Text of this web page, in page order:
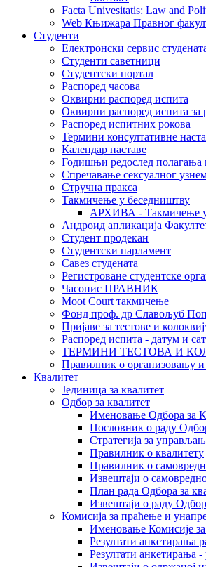
Facta Univesitatis: Law and
Web Књижара Правног
Студенти
Електронски сервис
Студенти саветници
Студентски портал
Распоред часова
Оквирни распоред испита
Оквирни распоред испита за
Распоред испитних рокова
Термини консултативне
Календар наставе
Годишњи редослед полагања
Спречавање сексуалног
Стручна пракса
Такмичење у беседништву
АРХИВА - Такмичење у
Андроид апликација
Студент продекан
Студентски парламент
Савез студената
Регистроване студентске
Часопис ПРАВНИК
Moot Court такмичење
Фонд проф. др Славољуб
Пријаве за тестове и
Распоред испита - датум и
ТЕРМИНИ ТЕСТОВА И
Правилник о организовању
Квалитет
Јединица за квалитет
Одбор за квалитет
Именовање Одбора за
Пословник о раду
Стратегија за
Правилник о квалитету
Правилник о
Извештаји о
План рада Одбора за
Извештаји о раду
Комисија за праћење и
Именовање Комисије
Резултати анкетирања
Резултати анкетирања